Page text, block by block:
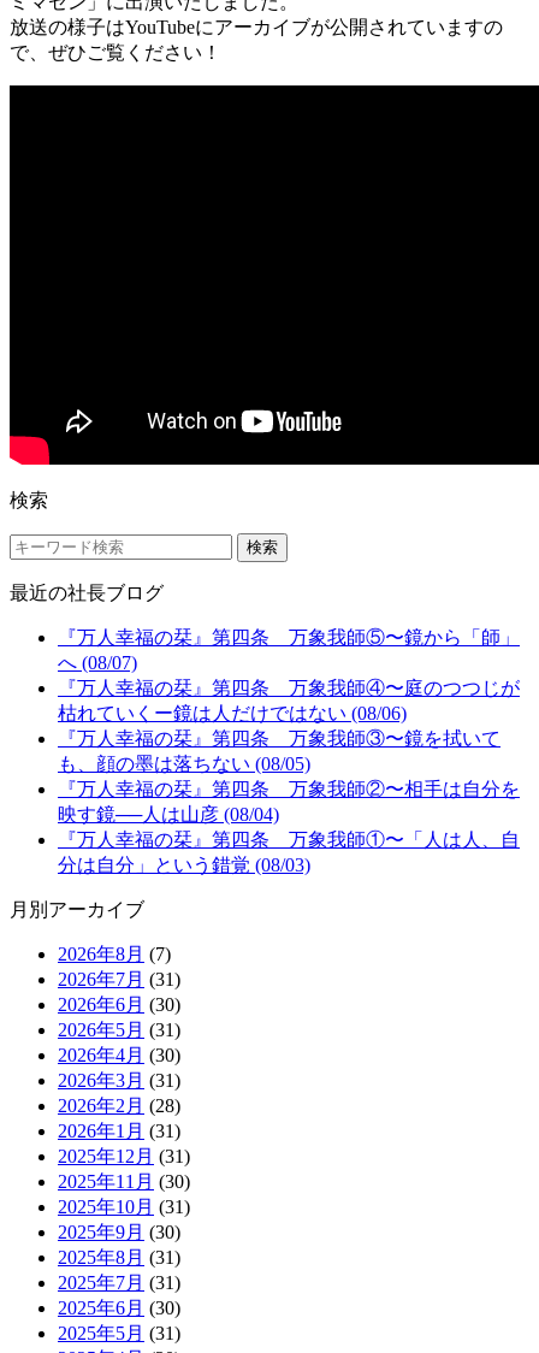
放送の様子はYouTubeにアーカイブが公開されていますの
で、ぜひご覧ください！
検索
検索
最近の社長ブログ
『万人幸福の栞』第四条 万象我師⑤〜鏡から「師」
へ (08/07)
『万人幸福の栞』第四条 万象我師④〜庭のつつじが
枯れていくー鏡は人だけではない (08/06)
『万人幸福の栞』第四条 万象我師③〜鏡を拭いて
も、顔の墨は落ちない (08/05)
『万人幸福の栞』第四条 万象我師②〜相手は自分を
映す鏡──人は山彦 (08/04)
『万人幸福の栞』第四条 万象我師①〜「人は人、自
分は自分」という錯覚 (08/03)
月別アーカイブ
2026年8月 (7)
2026年7月 (31)
2026年6月 (30)
2026年5月 (31)
2026年4月 (30)
2026年3月 (31)
2026年2月 (28)
2026年1月 (31)
2025年12月 (31)
2025年11月 (30)
2025年10月 (31)
2025年9月 (30)
2025年8月 (31)
2025年7月 (31)
2025年6月 (30)
2025年5月 (31)